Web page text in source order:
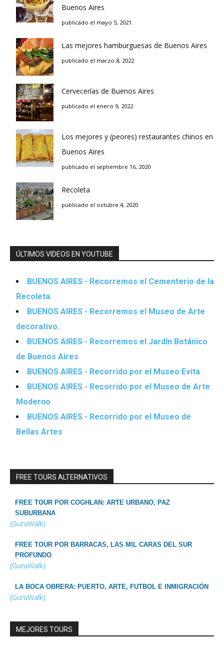
Buenos Aires
publicado el mayo 5, 2021
Las mejores hamburguesas de Buenos Aires
publicado el marzo 8, 2022
Cervecerías de Buenos Aires
publicado el enero 9, 2022
Los mejores y (peores) restaurantes chinos en
Buenos Aires
publicado el septiembre 16, 2020
Recoleta
publicado el octubre 4, 2020
ÚLTIMOS VIDEOS EN YOUTUBE
BUENOS AIRES - Recorremos el Cementerio de la
Recoleta.
BUENOS AIRES - Recorremos el Museo de Arte
decorativo.
BUENOS AIRES - Recorremos el Jardín Botánico
de Buenos Aires
BUENOS AIRES - Recorrido por el Museo Evita
BUENOS AIRES - Recorrido por el Museo de Arte
Moderno
BUENOS AIRES - Recorrido por el Museo de
Bellas Artes
FREE TOURS ALTERNATIVOS
FREE TOUR POR COGHLAN: ARTE URBANO, PAZ
SUBURBANA
(GuruWalk)
FREE TOUR POR BARRACAS, LAS MIL CARAS DEL SUR
PROFUNDO
(GuruWalk)
LA BOCA OBRERA: PUERTO, ARTE, FUTBOL E INMIGRACIÓN
(GuruWalk)
MEJORES TOURS